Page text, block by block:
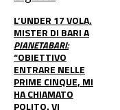
L’UNDER 17 VOLA,
MISTER DI BARI A
PIANETABARI:
“OBIETTIVO
ENTRARE NELLE
PRIME CINQUE, MI
HA CHIAMATO
POLITO. VI